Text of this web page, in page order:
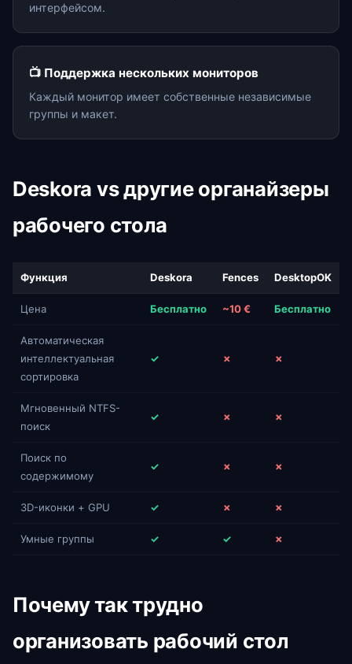
интерфейсом.
📺 Поддержка нескольких мониторов
Каждый монитор имеет собственные независимые
группы и макет.
Deskora vs другие органайзеры
рабочего стола
Функция Deskora Fences DesktopOK
Цена Бесплатно ~10 € Бесплатно
Автоматическая
интеллектуальная
сортировка
✓ ✗ ✗
Мгновенный NTFS-
поиск
✓ ✗ ✗
Поиск по
содержимому
✓ ✗ ✗
3D-иконки + GPU ✓ ✗ ✗
Умные группы ✓ ✓ ✗
Почему так трудно
организовать рабочий стол